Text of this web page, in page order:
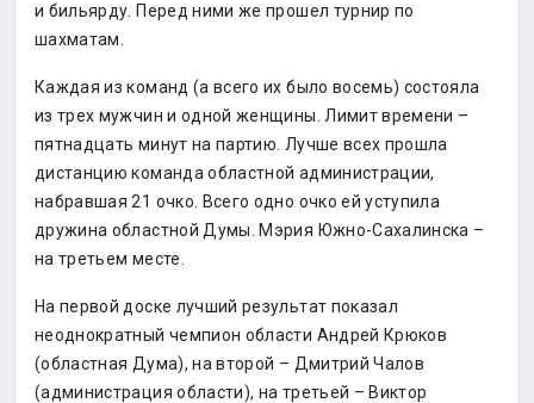
и бильярду. Перед ними же прошел турнир по
шахматам.
Каждая из команд (а всего их было восемь) состояла
из трех мужчин и одной женщины. Лимит времени –
пятнадцать минут на партию. Лучше всех прошла
дистанцию команда областной администрации,
набравшая 21 очко. Всего одно очко ей уступила
дружина областной Думы. Мэрия Южно-Сахалинска –
на третьем месте.
На первой доске лучший результат показал
неоднократный чемпион области Андрей Крюков
(областная Дума), на второй – Дмитрий Чалов
(администрация области), на третьей – Виктор